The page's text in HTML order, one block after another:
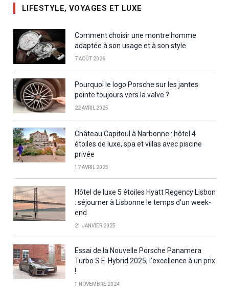
LIFESTYLE, VOYAGES ET LUXE
Comment choisir une montre homme
adaptée à son usage et à son style
7 AOÛT 2026
Pourquoi le logo Porsche sur les jantes
pointe toujours vers la valve ?
22 AVRIL 2025
Château Capitoul à Narbonne : hôtel 4
étoiles de luxe, spa et villas avec piscine
privée
17 AVRIL 2025
Hôtel de luxe 5 étoiles Hyatt Regency Lisbon
: séjourner à Lisbonne le temps d’un week-
end
21 JANVIER 2025
Essai de la Nouvelle Porsche Panamera
Turbo S E-Hybrid 2025, l’excellence à un prix
!
1 NOVEMBRE 2024